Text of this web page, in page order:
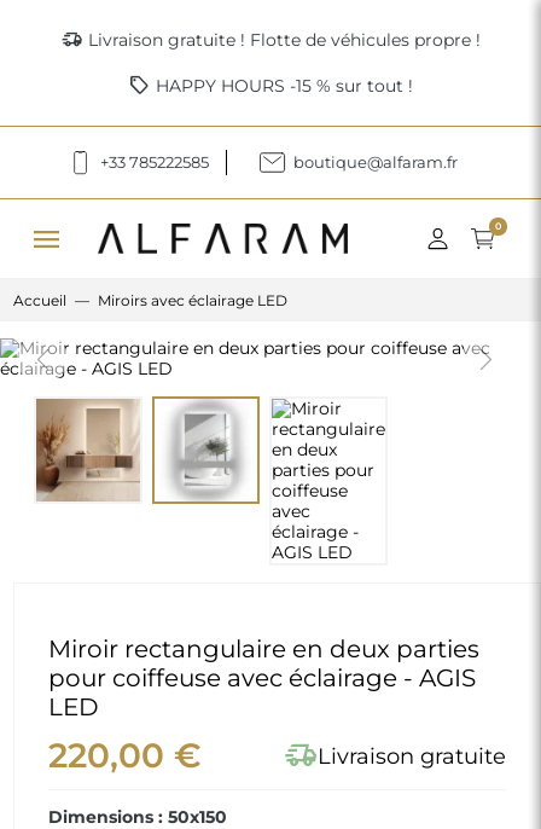
delivery_truck_speed Livraison gratuite ! Flotte de véhicules propre !
sell HAPPY HOURS -15 % sur tout !
+33 785222585 boutique@alfaram.fr
menu 0
Accueil Miroirs avec éclairage LED
Previous Next
Miroir rectangulaire en deux parties
pour coiffeuse avec éclairage - AGIS
LED
220,00 € delivery_truck_speedLivraison gratuite
Dimensions : 50x150